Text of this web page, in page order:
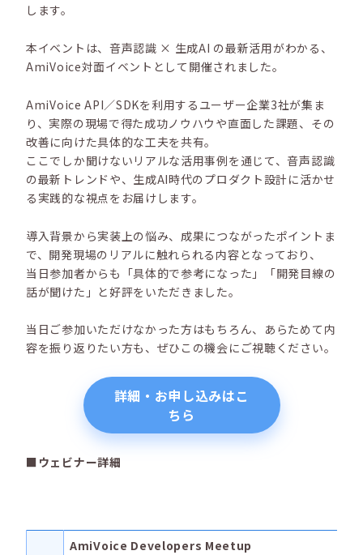
します。
本イベントは、音声認識 × 生成AI の最新活用がわかる、
AmiVoice対面イベントとして開催されました。
AmiVoice API／SDKを利用するユーザー企業3社が集ま
り、実際の現場で得た成功ノウハウや直面した課題、その
改善に向けた具体的な工夫を共有。
ここでしか聞けないリアルな活用事例を通じて、音声認識
の最新トレンドや、生成AI時代のプロダクト設計に活かせ
る実践的な視点をお届けします。
導入背景から実装上の悩み、成果につながったポイントま
で、開発現場のリアルに触れられる内容となっており、
当日参加者からも「具体的で参考になった」「開発目線の
話が聞けた」と好評をいただきました。
当日ご参加いただけなかった方はもちろん、あらためて内
容を振り返りたい方も、ぜひこの機会にご視聴ください。
詳細・お申し込みはこ
ちら
■ウェビナー詳細
AmiVoice Developers Meetup